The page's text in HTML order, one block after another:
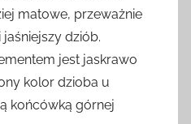
matowe, przeważnie
dziób.
jest jaskrawo
kolor dzioba u
końcówką górnej